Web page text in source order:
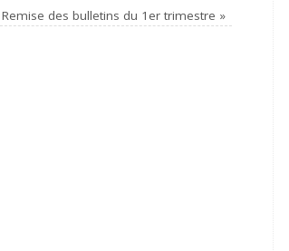
Remise des bulletins du 1er trimestre »